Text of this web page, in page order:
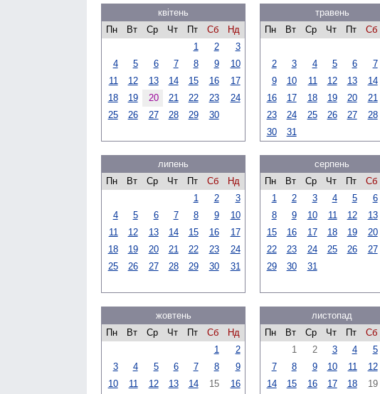
квітень
Пн
Вт Ср Чт Пт Сб
Нд
1
2
3
4
5 6 7 8 9
10
11
12 13 14 15 16
17
18
19 20 21 22 23
24
25
26 27 28 29 30
травень
Пн
Вт Ср Чт Пт Сб
2
3 4 5 6 7
9
10 11 12 13 14
16
17 18 19 20 21
23
24 25 26 27 28
30
31
липень
Пн
Вт Ср Чт Пт Сб
Нд
1
2
3
4
5 6 7 8 9
10
11
12 13 14 15 16
17
18
19 20 21 22 23
24
25
26 27 28 29 30 31
серпень
Пн
Вт Ср Чт Пт Сб
1
2 3 4 5 6
8
9 10 11 12 13
15
16 17 18 19 20
22
23 24 25 26 27
29
30 31
жовтень
Пн
Вт Ср Чт Пт Сб
Нд
1
2
3
4 5 6 7 8
9
10
11 12 13 14 15
16
листопад
Пн
Вт Ср Чт Пт Сб
1
2 3 4 5
7
8 9 10 11 12
14
15 16 17 18 19